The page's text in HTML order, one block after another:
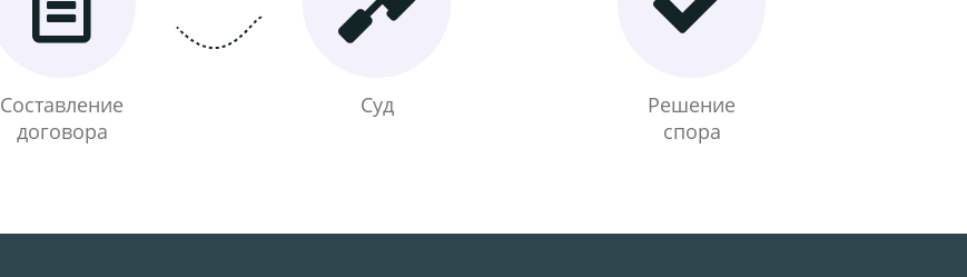
Составление
договора
Суд
Решение
спора